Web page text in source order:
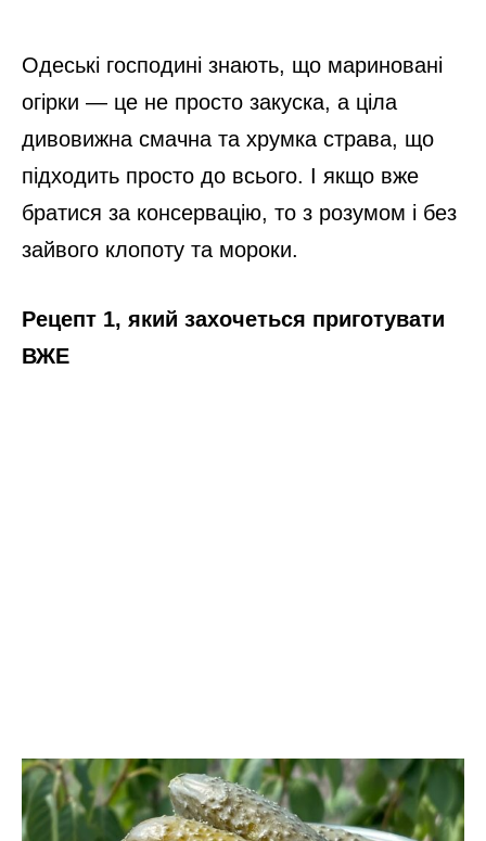
Одеські господині знають, що мариновані
огірки — це не просто закуска, а ціла
дивовижна смачна та хрумка страва, що
підходить просто до всього. І якщо вже
братися за консервацію, то з розумом і без
зайвого клопоту та мороки.
Рецепт 1, який захочеться приготувати
ВЖЕ